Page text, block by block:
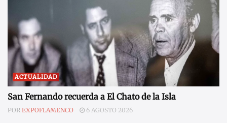
ACTUALIDAD
San Fernando recuerda a El Chato de la Isla
POR EXPOFLAMENCO 6 AGOSTO 2026